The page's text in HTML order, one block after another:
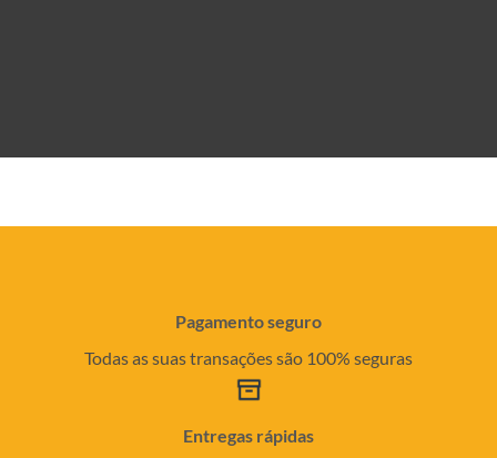
Pagamento seguro
Todas as suas transações são 100% seguras
Entregas rápidas